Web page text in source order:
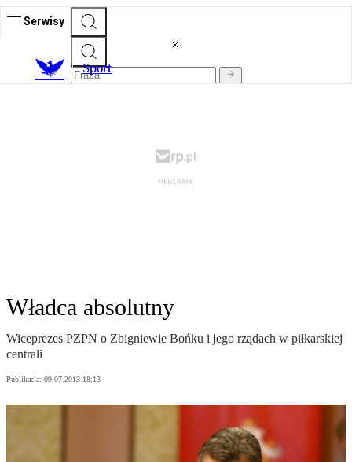
Serwisy
Sport
Władca absolutny
Wiceprezes PZPN o Zbigniewie Bońku i jego rządach w piłkarskiej
centrali
Publikacja: 09.07.2013 18:13